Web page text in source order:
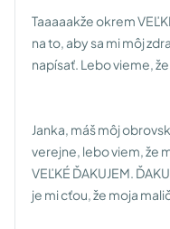
Taaaaakže okrem
na to, aby sa mi môj
napísať. Lebo vieme, že
Janka, máš môj
verejne, lebo viem, že
VEĽKÉ ĎAKUJEM.
je mi cťou, že moja